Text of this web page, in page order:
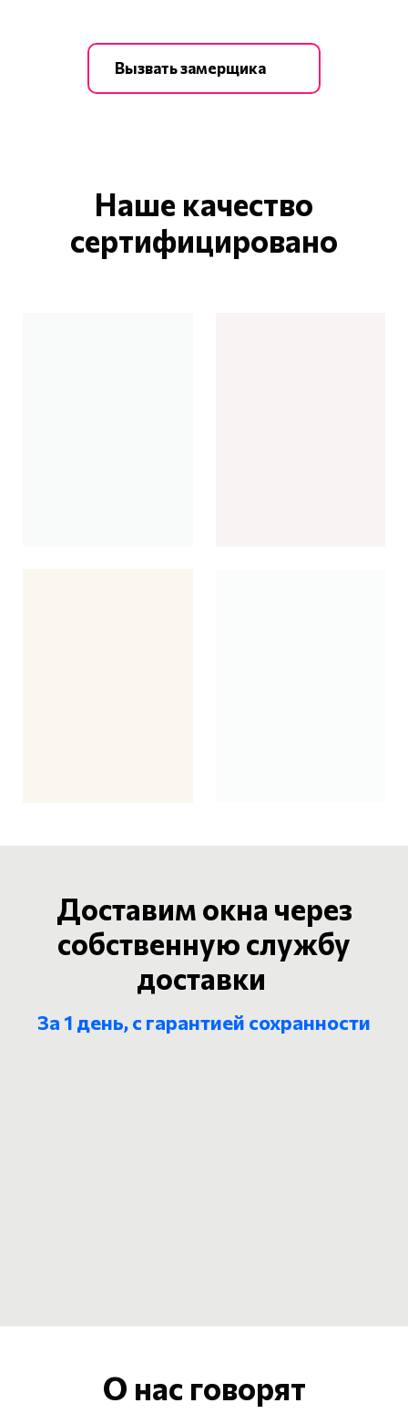
Вызвать замерщика
Наше качество
сертифицировано
Доставим окна через
собственную службу
доставки
За 1 день, с гарантией сохранности
О нас говорят